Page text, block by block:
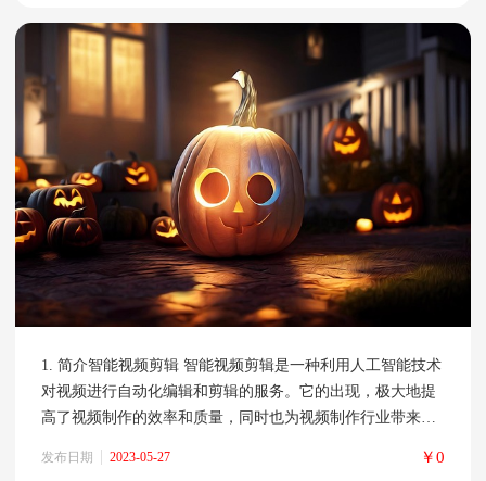
在线教育平台、影视网站、直播平
1. 简介智能视频剪辑 智能视频剪辑是一种利用人工智能技术
对视频进行自动化编辑和剪辑的服务。它的出现，极大地提
高了视频制作的效率和质量，同时也为视频制作行业带来了
频剪辑的技术背景可以追溯到计算机视觉和机器学习领域的
发布日期 2023-05-27
￥0